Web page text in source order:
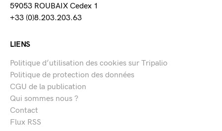
59053 ROUBAIX Cedex 1
+33 (0)8.203.203.63
LIENS
Politique d’utilisation des cookies sur Tripalio
Politique de protection des données
CGU de la publication
Qui sommes nous ?
Contact
Flux RSS